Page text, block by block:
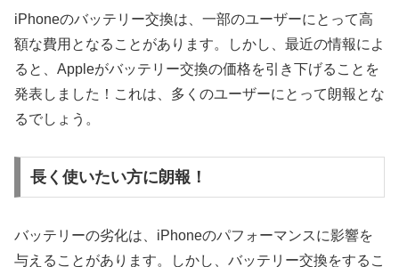
iPhoneのバッテリー交換は、一部のユーザーにとって高
額な費用となることがあります。しかし、最近の情報によ
ると、Appleがバッテリー交換の価格を引き下げることを
発表しました！これは、多くのユーザーにとって朗報とな
るでしょう。
長く使いたい方に朗報！
バッテリーの劣化は、iPhoneのパフォーマンスに影響を
与えることがあります。しかし、バッテリー交換をするこ